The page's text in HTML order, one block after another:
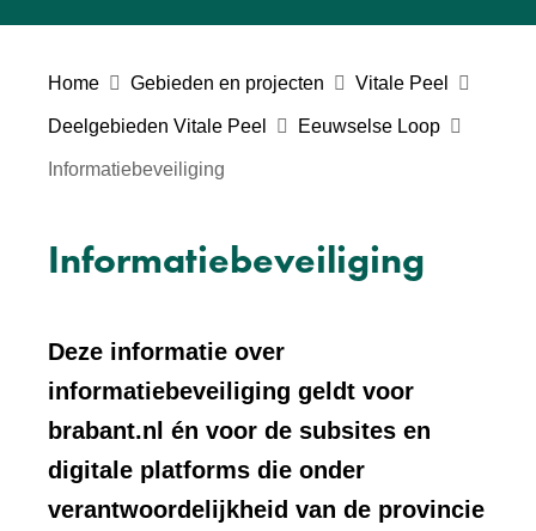
e
Home Gebieden en projecten Vitale Peel
Deelgebieden Vitale Peel Eeuwselse Loop
Informatiebeveiliging
Informatiebeveiliging
Deze informatie over
informatiebeveiliging geldt voor
brabant.nl én voor de subsites en
digitale platforms die onder
verantwoordelijkheid van de provincie